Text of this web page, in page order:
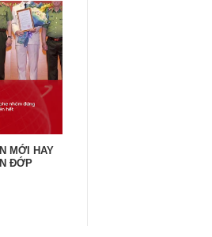
MỚI HAY
ĐỚP